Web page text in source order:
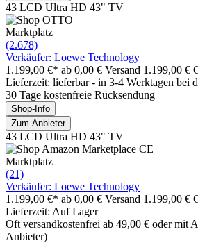
43 LCD Ultra HD 43" TV
Marktplatz
(2.678)
Verkäufer: Loewe Technology
1.199,00 €* ab 0,00 € Versand 1.199,00 €
Lieferzeit: lieferbar - in 3-4 Werktagen bei
30 Tage kostenfreie Rücksendung
Shop-Info
Zum Anbieter
43 LCD Ultra HD 43" TV
Marktplatz
(21)
Verkäufer: Loewe Technology
1.199,00 €* ab 0,00 € Versand 1.199,00 €
Lieferzeit: Auf Lager
Oft versandkostenfrei ab 49,00 € oder mit
Anbieter)